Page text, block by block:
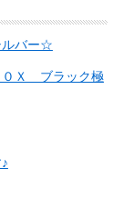
ルバー☆
Ｘ ブラック極